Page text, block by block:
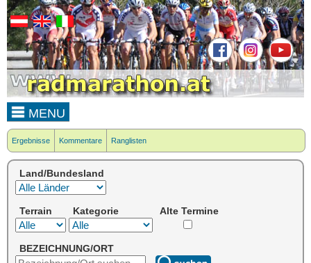
MENU
Ergebnisse Kommentare Ranglisten
Land/Bundesland
Terrain Kategorie Alte Termine
BEZEICHNUNG/ORT